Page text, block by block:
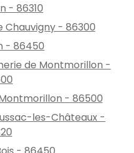
- 86310
Chauvigny - 86300
- 86450
de Montmorillon -
- 86500
les-Châteaux -